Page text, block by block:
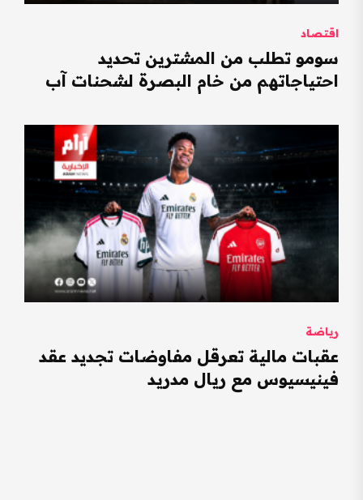
اقتصاد
سومو تطلب من المشترين تحديد
احتياجاتهم من خام البصرة لشحنات آب
رياضة
عقبات مالية تعرقل مفاوضات تجديد عقد
فينيسيوس مع ريال مدريد